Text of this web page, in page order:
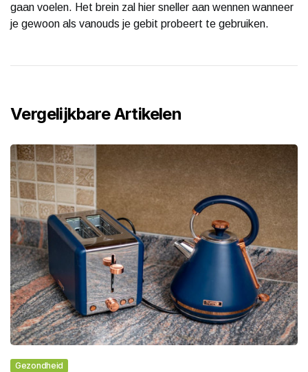
gaan voelen. Het brein zal hier sneller aan wennen wanneer
je gewoon als vanouds je gebit probeert te gebruiken.
Vergelijkbare Artikelen
Gezondheid